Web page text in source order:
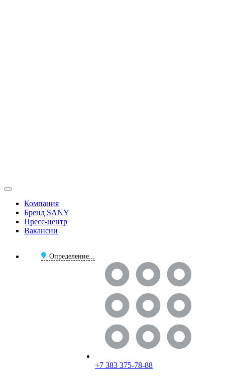
Компания
Бренд SANY
Пресс-центр
Вакансии
Определение...
+7 383 375-78-88